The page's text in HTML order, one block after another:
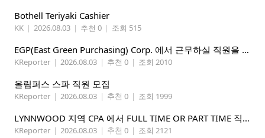
Bothell Teriyaki Cashier
KK | 2026.08.03 | 추천 0 | 조회 515
EGP(East Green Purchasing) Corp. 에서 근무하실 직원을 아래와 같이 모집합니다.
KReporter | 2026.08.03 | 추천 0 | 조회 2010
올림퍼스 스파 직원 모집
KReporter | 2026.08.03 | 추천 0 | 조회 1999
LYNNWOOD 지역 CPA 에서 FULL TIME OR PART TIME 직원을 찾습니다
KReporter | 2026.08.03 | 추천 0 | 조회 2121